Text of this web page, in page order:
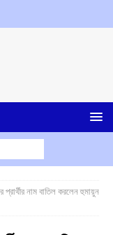
প্রার্থীর নাম বাতিল করলেন হুমায়ুন